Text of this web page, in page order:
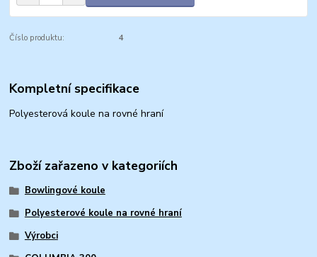
Číslo produktu: 4
Kompletní specifikace
Polyesterová koule na rovné hraní
Zboží zařazeno v kategoriích
Bowlingové koule
Polyesterové koule na rovné hraní
Výrobci